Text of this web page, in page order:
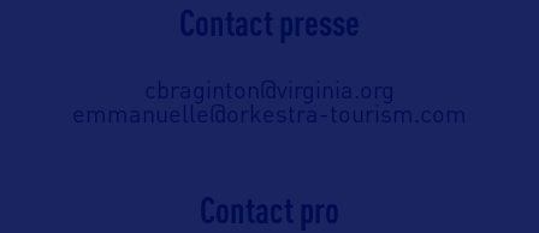
Contact presse
cbraginton@virginia.org
emmanuelle@orkestra-tourism.com
Contact pro